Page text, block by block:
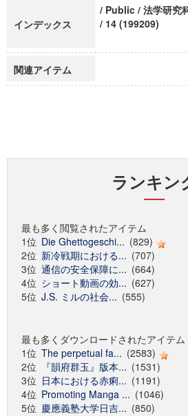
インデックス
/ Public / 法学研究
/ 14 (199209)
関連アイテム
ランキン
最も多く閲覧されたアイテム
1位 Die Ghettogeschi... (829)
2位 新冷戦期における... (707)
3位 通信の安全保障に... (664)
4位 ショート動画の効... (627)
5位 J.S. ミルの社会... (555)
最も多くダウンロードされたアイテム
1位 The perpetual fa... (2583)
2位
『韻府群玉』版本... (1531)
3位 日本における赤痢... (1191)
4位 Promoting Manga ... (1046)
5位 慶應義塾大学日吉... (850)